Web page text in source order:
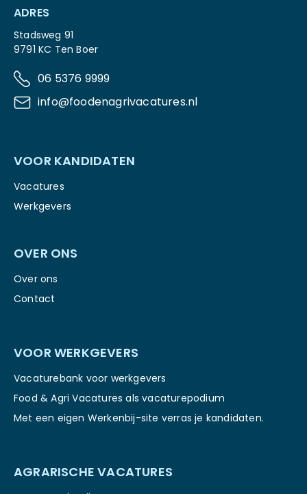
ADRES
Stadsweg 91
9791 KC Ten Boer
06 5376 9999
info@foodenagrivacatures.nl
VOOR KANDIDATEN
Vacatures
Werkgevers
OVER ONS
Over ons
Contact
VOOR WERKGEVERS
Vacaturebank voor werkgevers
Food & Agri Vacatures als vacaturepodium
Met een eigen Werkenbij-site verras je kandidaten.
AGRARISCHE VACATURES